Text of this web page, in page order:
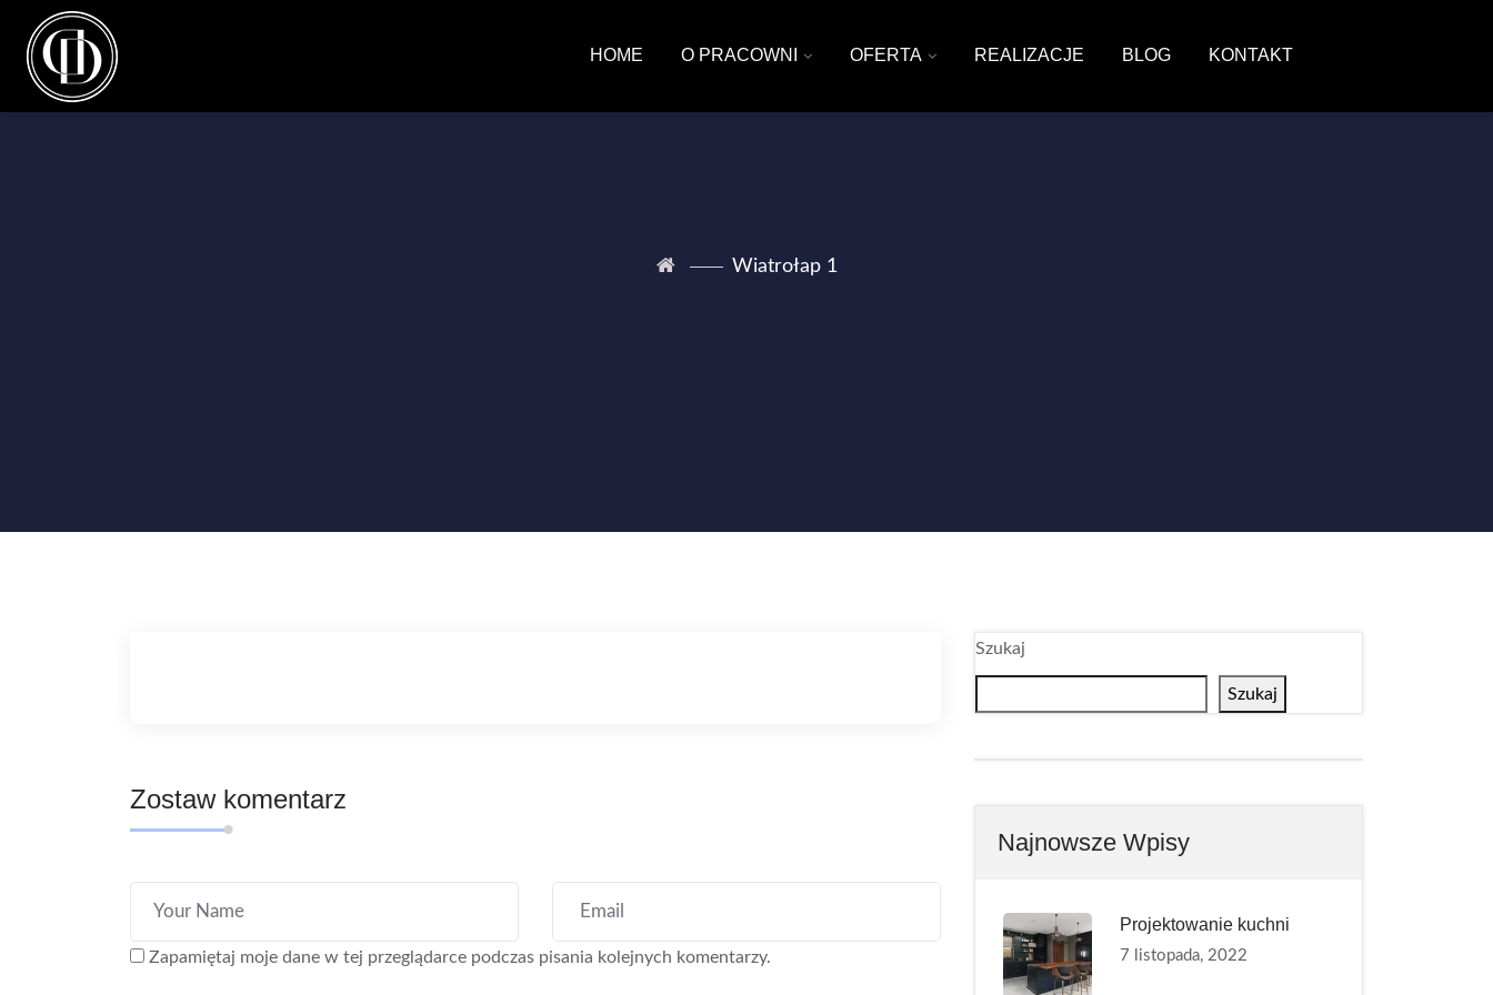
HOME O PRACOWNI OFERTA REALIZACJE BLOG KONTAKT
Wiatrołap 1
Zostaw komentarz
Zapamiętaj moje dane w tej przeglądarce podczas pisania kolejnych komentarzy.
Szukaj
Szukaj
Najnowsze Wpisy
Projektowanie kuchni
7 listopada, 2022